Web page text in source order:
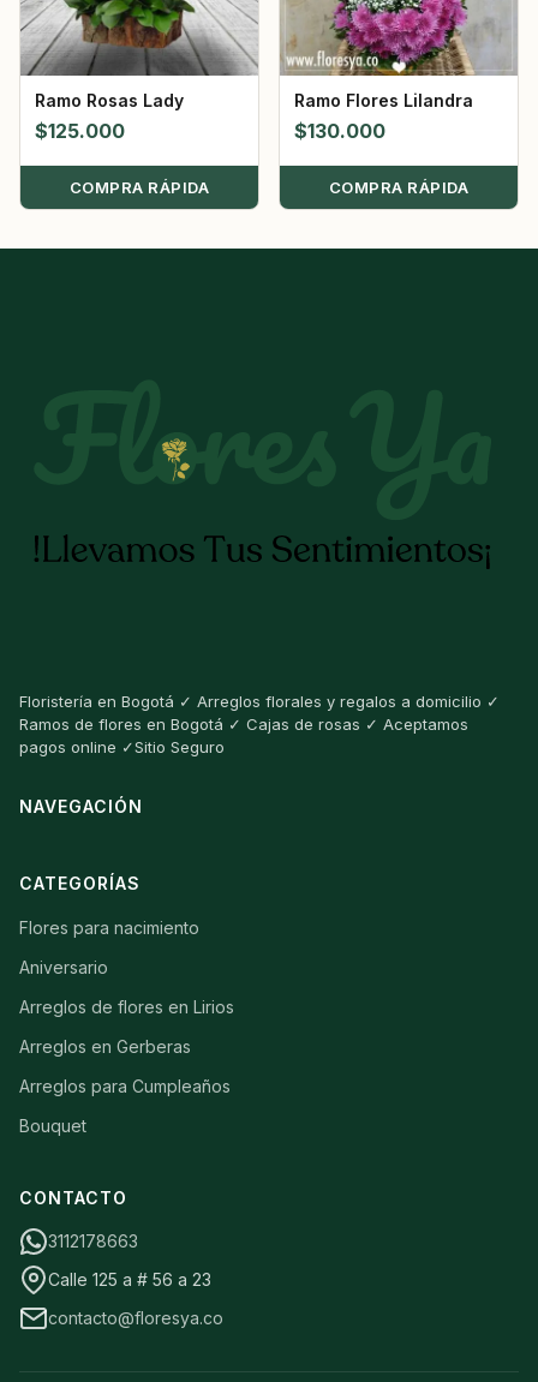
Ramo Rosas Lady
$125.000
COMPRA RÁPIDA
Ramo Flores Lilandra
$130.000
COMPRA RÁPIDA
Floristería en Bogotá ✓ Arreglos florales y regalos a domicilio ✓
Ramos de flores en Bogotá ✓ Cajas de rosas ✓ Aceptamos
pagos online ✓Sitio Seguro
NAVEGACIÓN
CATEGORÍAS
Flores para nacimiento
Aniversario
Arreglos de flores en Lirios
Arreglos en Gerberas
Arreglos para Cumpleaños
Bouquet
CONTACTO
3112178663
Calle 125 a # 56 a 23
contacto@floresya.co